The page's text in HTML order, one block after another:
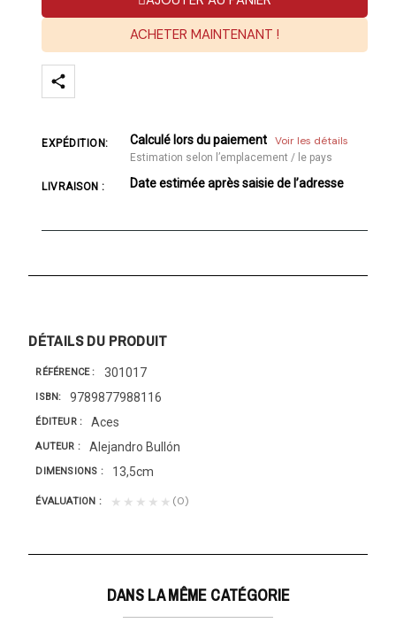
ACHETER MAINTENANT !
EXPÉDITION: Calculé lors du paiement Voir les détails
Estimation selon l’emplacement / le pays
LIVRAISON : Date estimée après saisie de l’adresse
DÉTAILS DU PRODUIT
RÉFÉRENCE 301017
ISBN 9789877988116
ÉDITEUR Aces
AUTEUR Alejandro Bullón
DIMENSIONS 13,5cm
ÉVALUATION ★★★★★ (0)
DANS LA MÊME CATÉGORIE